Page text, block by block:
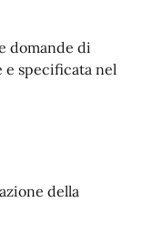
domande di
specificata nel
della